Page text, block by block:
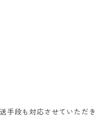
手段も対応させていただき